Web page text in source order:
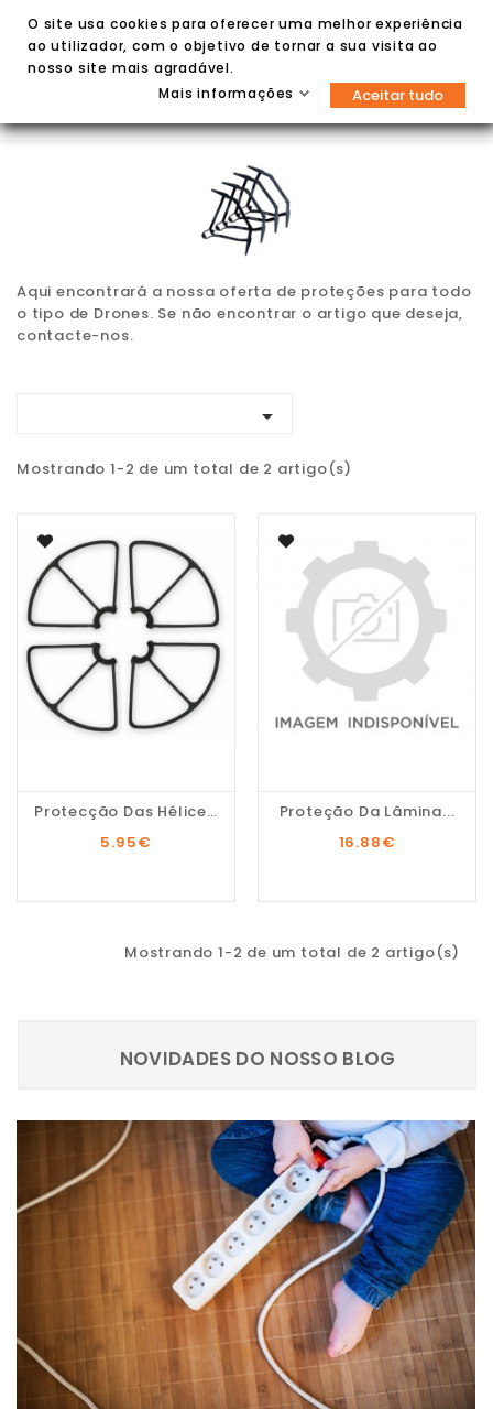

Aqui encontrará a nossa oferta de proteções para todo
o tipo de Drones. Se não encontrar o artigo que deseja,
contacte-nos.

Mostrando 1-2 de um total de 2 artigo(s)
Protecção Das Hélices...
5.95€
Proteção Da Lâmina...
16.88€
Mostrando 1-2 de um total de 2 artigo(s)
NOVIDADES DO NOSSO BLOG
O site usa cookies para oferecer uma melhor experiência
ao utilizador, com o objetivo de tornar a sua visita ao
nosso site mais agradável.
Mais informações
Aceitar tudo